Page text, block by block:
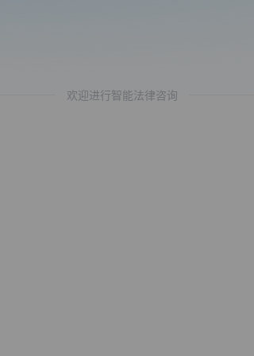
欢迎进行智能法律咨询